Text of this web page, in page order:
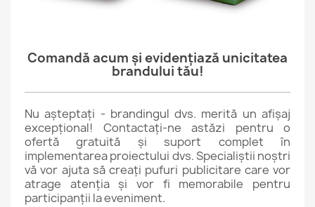
Comandă acum și evidențiază unicitatea
brandului tău!
Nu așteptați - brandingul dvs. merită un afișaj
excepțional! Contactați-ne astăzi pentru o
ofertă gratuită și suport complet în
implementarea proiectului dvs. Specialiștii noștri
vă vor ajuta să creați pufuri publicitare care vor
atrage atenția și vor fi memorabile pentru
participanții la eveniment.